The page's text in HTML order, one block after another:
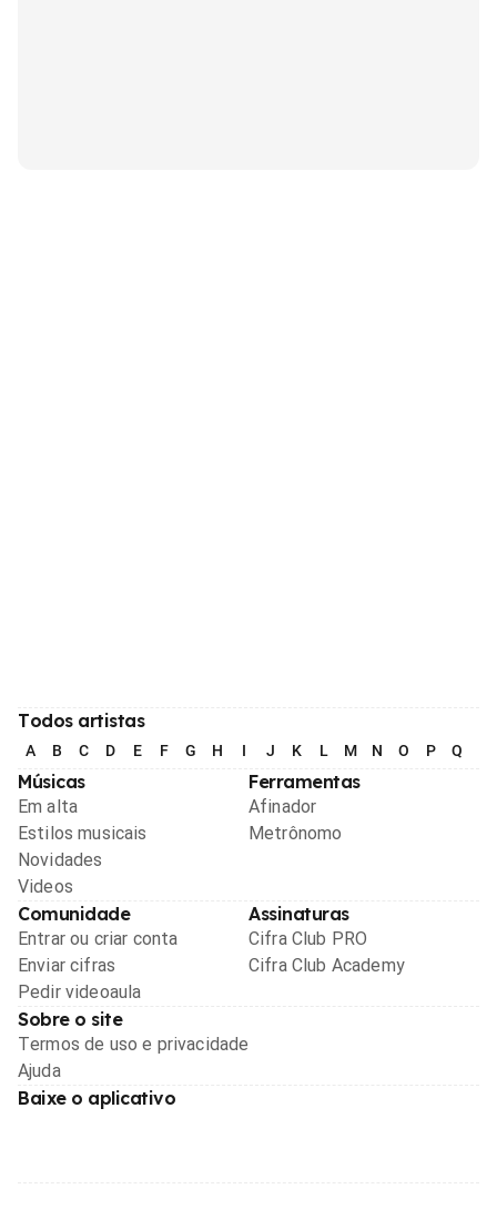
Todos artistas
A B C D E F G H I J K L M N O P Q
Músicas
Em alta
Estilos musicais
Novidades
Videos
Ferramentas
Afinador
Metrônomo
Comunidade
Entrar ou criar conta
Enviar cifras
Pedir videoaula
Assinaturas
Cifra Club PRO
Cifra Club Academy
Sobre o site
Termos de uso e privacidade
Ajuda
Baixe o aplicativo